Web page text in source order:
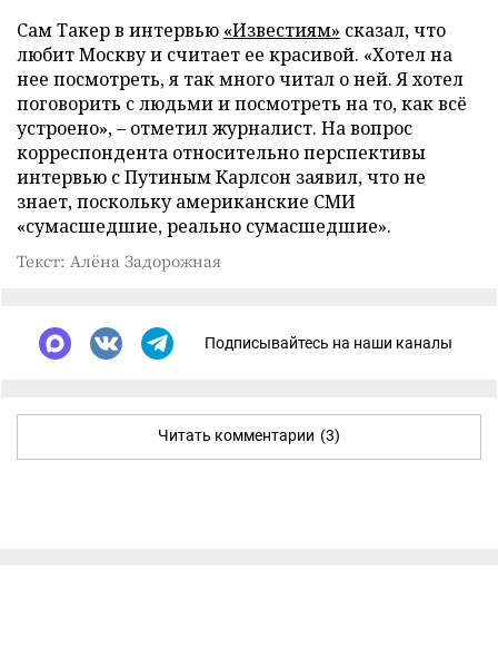
Сам Такер в интервью «Известиям» сказал, что
любит Москву и считает ее красивой. «Хотел на
нее посмотреть, я так много читал о ней. Я хотел
поговорить с людьми и посмотреть на то, как всё
устроено», – отметил журналист. На вопрос
корреспондента относительно перспективы
интервью с Путиным Карлсон заявил, что не
знает, поскольку американские СМИ
«сумасшедшие, реально сумасшедшие».
Текст: Алёна Задорожная
Подписывайтесь на наши каналы
Читать комментарии (3)